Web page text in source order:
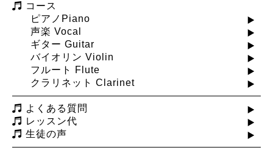
コース
ピアノPiano
声楽 Vocal
ギター Guitar
バイオリン Violin
フルート Flute
クラリネット Clarinet
よくある質問
レッスン代
生徒の声